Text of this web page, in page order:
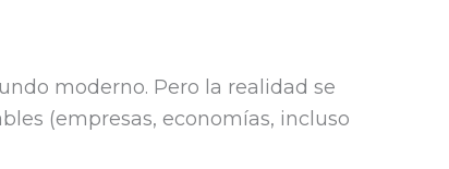
moderno. Pero la realidad se
(empresas, economías, incluso